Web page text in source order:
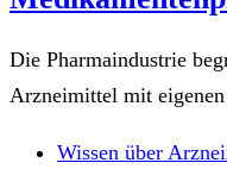
Die Pharmaindustrie
Arzneimittel mit
Wissen über